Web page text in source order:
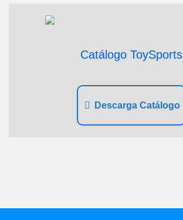
Catálogo ToySports
Descarga Catálogo